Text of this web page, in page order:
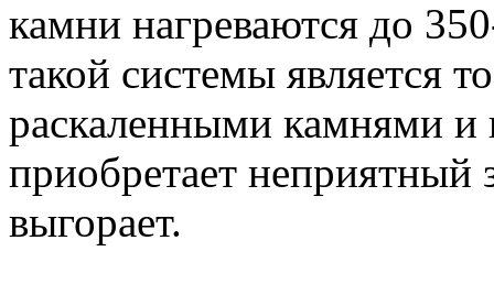
камни нагреваются до
такой системы является
раскаленными камнями и
приобретает неприятный
выгорает.